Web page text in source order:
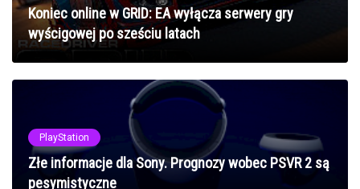
Koniec online w GRID: EA wyłącza serwery gry
wyścigowej po sześciu latach
PlayStation
Złe informacje dla Sony. Prognozy wobec PSVR 2 są
pesymistyczne